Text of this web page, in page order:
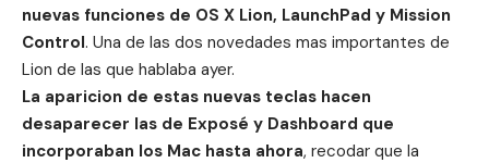
nuevas funciones de OS X Lion, LaunchPad y Mission
Control. Una de las dos novedades mas importantes de
Lion de las que hablaba ayer.
La aparicion de estas nuevas teclas hacen
desaparecer las de Exposé y Dashboard que
incorporaban los Mac hasta ahora, recodar que la